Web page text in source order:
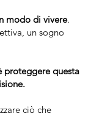
modo di vivere.
un sogno
proteggere questa
ciò che